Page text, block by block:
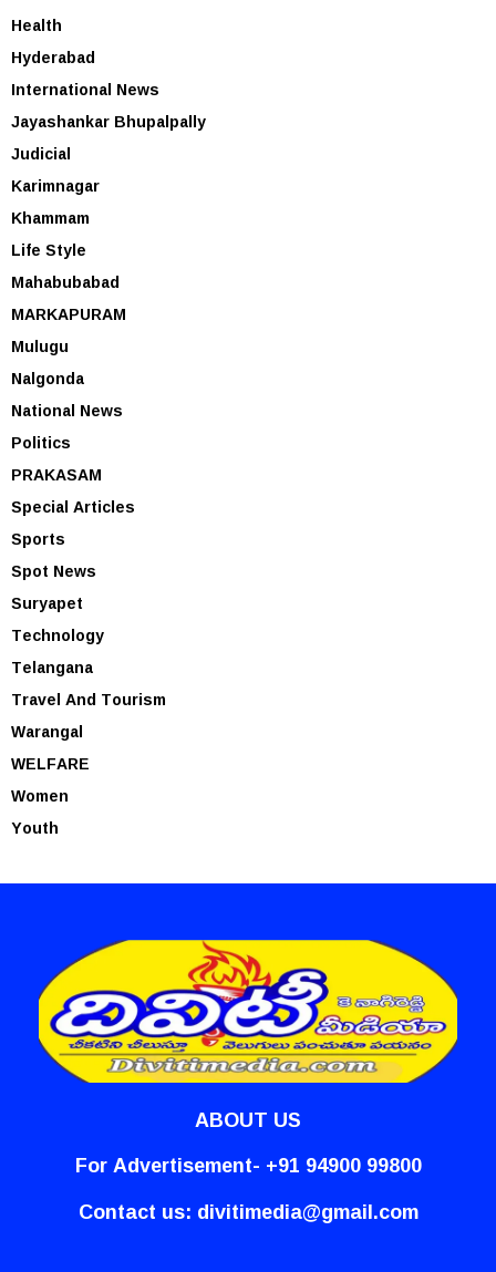
Health
Hyderabad
International News
Jayashankar Bhupalpally
Judicial
Karimnagar
Khammam
Life Style
Mahabubabad
MARKAPURAM
Mulugu
Nalgonda
National News
Politics
PRAKASAM
Special Articles
Sports
Spot News
Suryapet
Technology
Telangana
Travel And Tourism
Warangal
WELFARE
Women
Youth
ABOUT US
For Advertisement- +91 94900 99800
Contact us: divitimedia@gmail.com